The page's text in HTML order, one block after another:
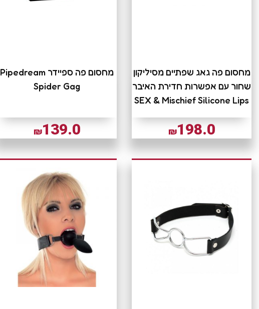
מחסום פה גאג שפתיים מסיליקון
שחור עם אפשרות חדירת האיבר
SEX & Mischief Silicone Lips
₪198.0
מחסום פה ספיידר Pipedream
Spider Gag
₪139.0